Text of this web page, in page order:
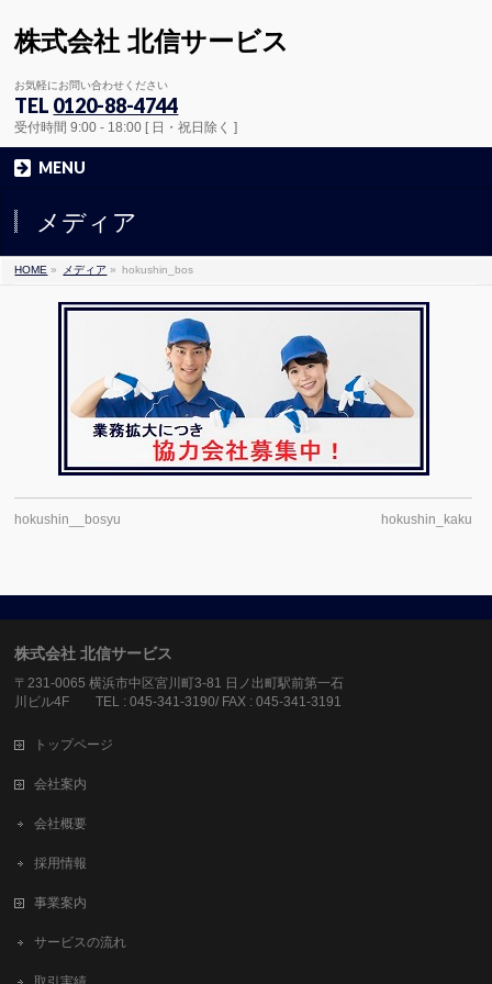
株式会社 北信サービス
お気軽にお問い合わせください
TEL 0120-88-4744
受付時間 9:00 - 18:00 [ 日・祝日除く ]
MENU
メディア
HOME » メディア » hokushin_bos
hokushin__bosyu hokushin_kaku
株式会社 北信サービス
〒231-0065 横浜市中区宮川町3-81 日ノ出町駅前第一石
川ビル4F TEL : 045-341-3190/ FAX : 045-341-3191
トップページ
会社案内
会社概要
採用情報
事業案内
サービスの流れ